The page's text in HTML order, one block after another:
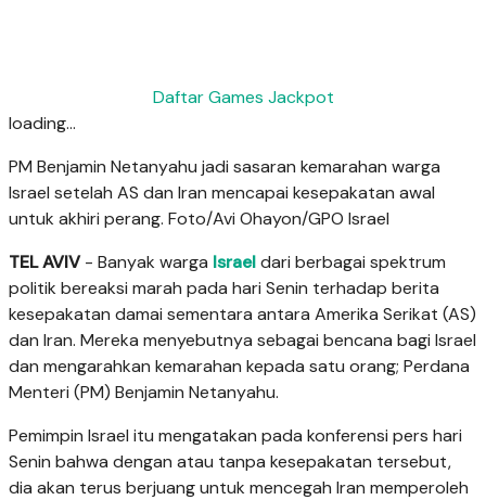
Daftar Games Jackpot
loading...
PM Benjamin Netanyahu jadi sasaran kemarahan warga
Israel setelah AS dan Iran mencapai kesepakatan awal
untuk akhiri perang. Foto/Avi Ohayon/GPO Israel
TEL AVIV- Banyak warga Israeldari berbagai spektrum
politik bereaksi marah pada hari Senin terhadap berita
kesepakatan damai sementara antara Amerika Serikat (AS)
dan Iran. Mereka menyebutnya sebagai bencana bagi Israel
dan mengarahkan kemarahan kepada satu orang; Perdana
Menteri (PM) Benjamin Netanyahu.
Pemimpin Israel itu mengatakan pada konferensi pers hari
Senin bahwa dengan atau tanpa kesepakatan tersebut,
dia akan terus berjuang untuk mencegah Iran memperoleh